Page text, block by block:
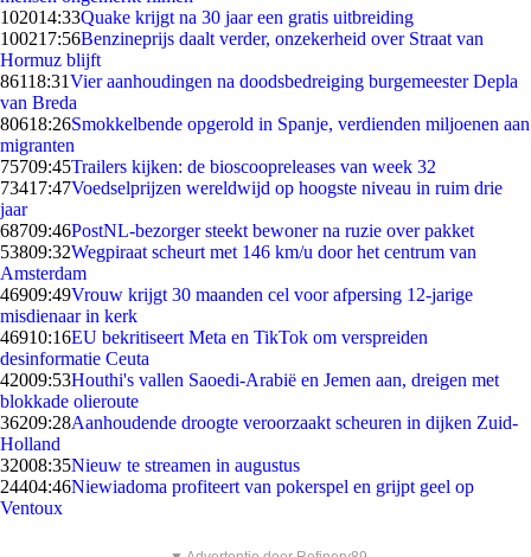
102014:33Quake krijgt na 30 jaar een gratis uitbreiding
100217:56Benzineprijs daalt verder, onzekerheid over Straat van
Hormuz blijft
86118:31Vier aanhoudingen na doodsbedreiging burgemeester Depla
van Breda
80618:26Smokkelbende opgerold in Spanje, verdienden miljoenen aan
migranten
75709:45Trailers kijken: de bioscoopreleases van week 32
73417:47Voedselprijzen wereldwijd op hoogste niveau in ruim drie
jaar
68709:46PostNL-bezorger steekt bewoner na ruzie over pakket
53809:32Wegpiraat scheurt met 146 km/u door het centrum van
Amsterdam
46909:49Vrouw krijgt 30 maanden cel voor afpersing 12-jarige
misdienaar in kerk
46910:16EU bekritiseert Meta en TikTok om verspreiden
desinformatie Ceuta
42009:53Houthi's vallen Saoedi-Arabië en Jemen aan, dreigen met
blokkade olieroute
36209:28Aanhoudende droogte veroorzaakt scheuren in dijken Zuid-
Holland
32008:35Nieuw te streamen in augustus
24404:46Niewiadoma profiteert van pokerspel en grijpt geel op
Ventoux